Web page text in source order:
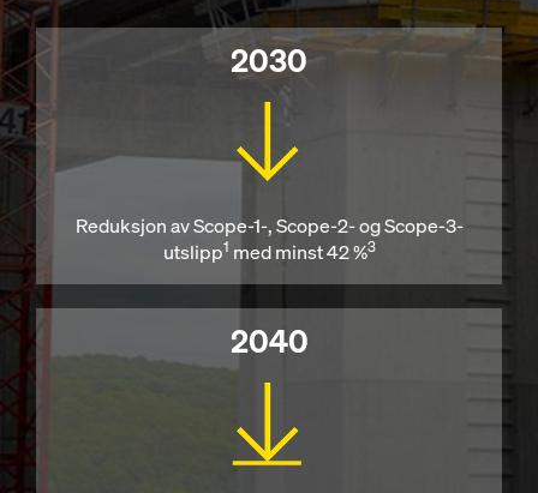
2030
Reduksjon av Scope-1-, Scope-2- og Scope-3-
utslipp1 med minst 42 %3
2040